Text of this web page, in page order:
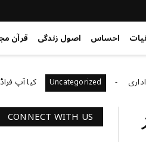
احساس اصول زندگی قرآن
Uncategorized کیا آپ فراڈ سے بچ
CONNECT WITH US